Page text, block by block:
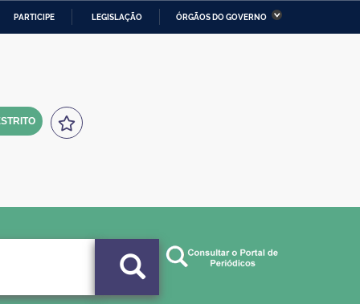
PARTICIPE LEGISLAÇÃO ÓRGÃOS DO GOVERNO
da Economia Ministério da Infraestrutura